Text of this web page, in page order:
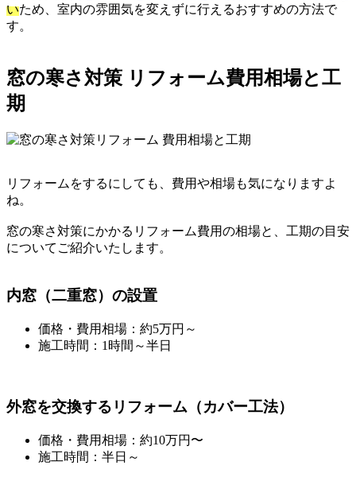
いため、室内の雰囲気を変えずに行えるおすすめの方法で
す。
窓の寒さ対策 リフォーム費用相場と工
期
リフォームをするにしても、費用や相場も気になりますよ
ね。
窓の寒さ対策にかかるリフォーム費用の相場と、工期の目安
についてご紹介いたします。
内窓（二重窓）の設置
価格・費用相場：約5万円～
施工時間：1時間～半日
外窓を交換するリフォーム（カバー工法）
価格・費用相場：約10万円〜
施工時間：半日～